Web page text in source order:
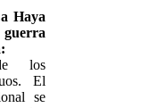
Haya
los
El
se